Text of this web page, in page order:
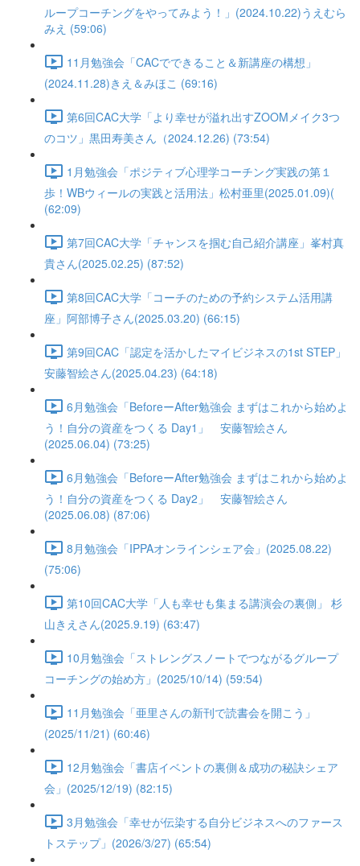
ループコーチングをやってみよう！」(2024.10.22)うえむら
みえ (59:06)
11月勉強会「CACでできること＆新講座の構想」
(2024.11.28)きえ＆みほこ (69:16)
第6回CAC大学「より幸せが溢れ出すZOOMメイク3つ
のコツ」黒田寿美さん（2024.12.26) (73:54)
1月勉強会「ポジティブ心理学コーチング実践の第１
歩！WBウィールの実践と活用法」松村亜里(2025.01.09)(
(62:09)
第7回CAC大学「チャンスを掴む自己紹介講座」峯村真
貴さん(2025.02.25) (87:52)
第8回CAC大学「コーチのための予約システム活用講
座」阿部博子さん(2025.03.20) (66:15)
第9回CAC「認定を活かしたマイビジネスの1st STEP」
安藤智絵さん(2025.04.23) (64:18)
6月勉強会「BeforeーAfter勉強会 まずはこれから始めよ
う！自分の資産をつくる Day1」 安藤智絵さん
(2025.06.04) (73:25)
6月勉強会「BeforeーAfter勉強会 まずはこれから始めよ
う！自分の資産をつくる Day2」 安藤智絵さん
(2025.06.08) (87:06)
8月勉強会「IPPAオンラインシェア会」(2025.08.22)
(75:06)
第10回CAC大学「人も幸せも集まる講演会の裏側」 杉
山きえさん(2025.9.19) (63:47)
10月勉強会「ストレングスノートでつながるグループ
コーチングの始め方」(2025/10/14) (59:54)
11月勉強会「亜里さんの新刊で読書会を開こう」
(2025/11/21) (60:46)
12月勉強会「書店イベントの裏側＆成功の秘訣シェア
会」(2025/12/19) (82:15)
3月勉強会「幸せが伝染する自分ビジネスへのファース
トステップ」(2026/3/27) (65:54)